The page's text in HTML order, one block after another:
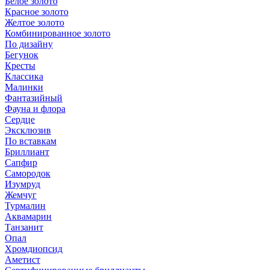
Красное золото
Желтое золото
Комбинированное золото
По дизайну
Бегунок
Кресты
Классика
Малинки
Фантазийный
Фауна и флора
Сердце
Эксклюзив
По вставкам
Бриллиант
Сапфир
Самородок
Изумруд
Жемчуг
Турмалин
Аквамарин
Танзанит
Опал
Хромдиопсид
Аметист